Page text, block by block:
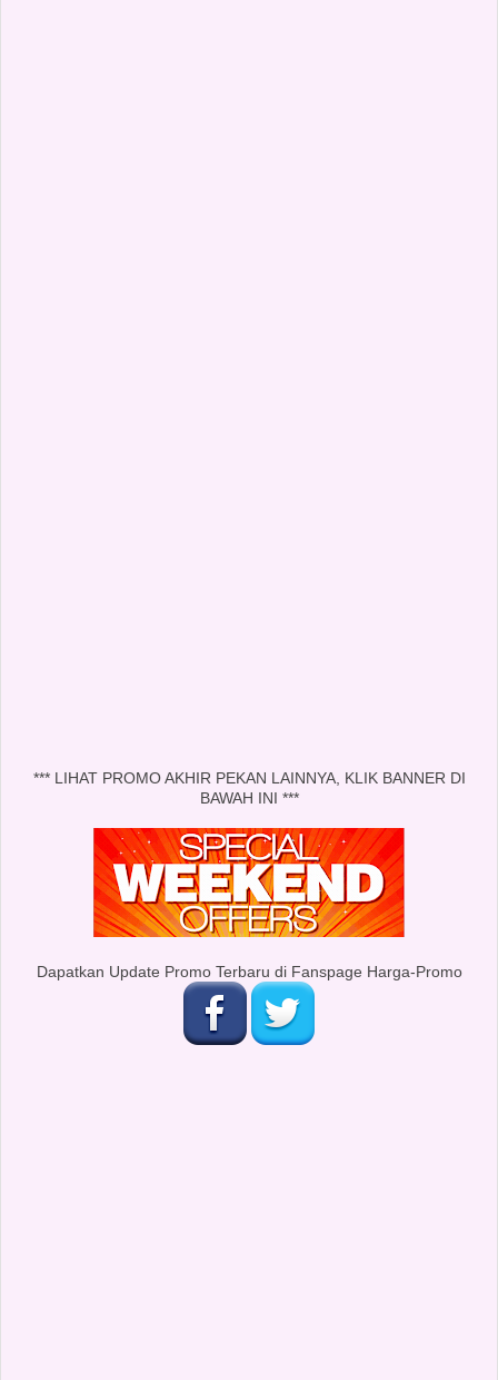
*** LIHAT PROMO AKHIR PEKAN LAINNYA, KLIK BANNER DI
BAWAH INI ***
Dapatkan Update Promo Terbaru di Fanspage Harga-Promo